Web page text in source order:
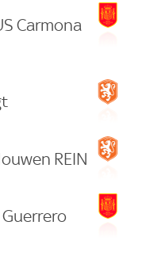
Carmona
REIN